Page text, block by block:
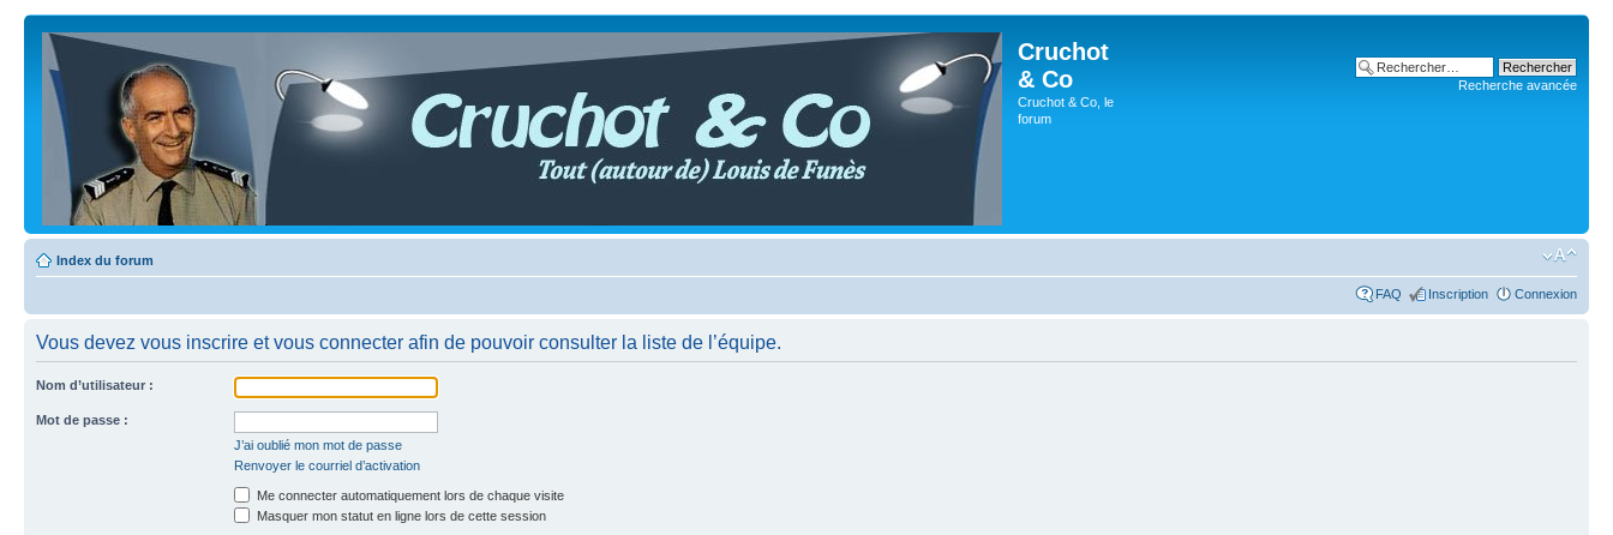
Cruchot
& Co
Cruchot & Co, le
forum
Recherche avancée
Index du forum
FAQ Inscription Connexion
Vous devez vous inscrire et vous connecter afin de pouvoir consulter la liste de l’équipe.
Nom d’utilisateur :
Mot de passe :
J’ai oublié mon mot de passe
Renvoyer le courriel d’activation
Me connecter automatiquement lors de chaque visite
Masquer mon statut en ligne lors de cette session